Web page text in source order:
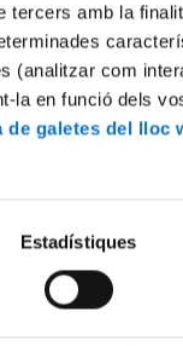
tercers amb la
(analitzar com
la en funció dels
de galetes del lloc
Estadístiques
estiu... quin llibre
2022